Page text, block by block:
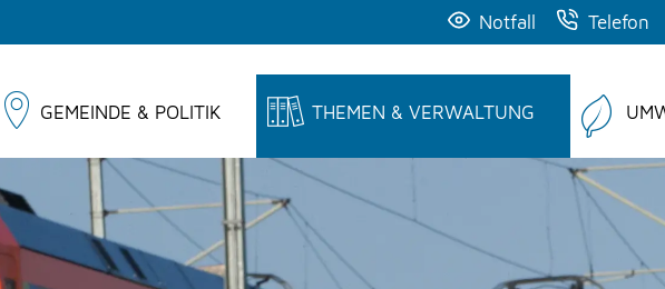
Notfall Telefon
GEMEINDE & POLITIK THEMEN & VERWALTUNG